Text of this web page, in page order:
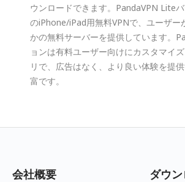
ウンロードできます。PandaVPN Lite
のiPhone/iPad用無料VPNで、ユーザー
かの無料サーバーを提供しています。
ョンは有料ユーザー向けにカスタマイ
リで、広告はなく、より良い体験を提
富です。
会社概要 ダウ